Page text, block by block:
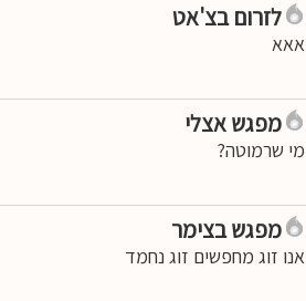
לזרום בצ'אט
אאא
מפגש אצלי
מי שרמוטה?
מפגש בצימר
אנו זוג מחפשים זוג נחמד